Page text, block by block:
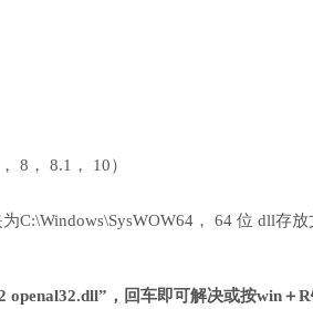
8， 8.1， 10）
， 64 位 dll存放
，回车即可解决或按win＋